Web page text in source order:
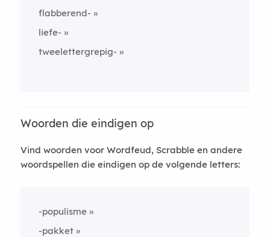
flabberend-
liefe-
tweelettergrepig-
Woorden die eindigen op
Vind woorden voor Wordfeud, Scrabble en andere
woordspellen die eindigen op de volgende letters:
-populisme
-pakket